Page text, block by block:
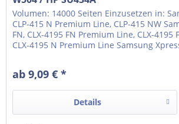
Volumen: 14000 Seiten Einzusetzen in:
CLP-415 N Premium Line, CLP-415 NW
FN, CLX-4195 FN Premium Line, CLX-4195
CLX-4195 N Premium Line Samsung
ab 9,09 € *
Details